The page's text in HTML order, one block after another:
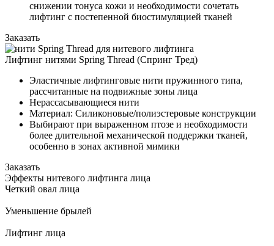
снижении тонуса кожи и необходимости сочетать
лифтинг с постепенной биостимуляцией тканей
Заказать
Лифтинг нитями Spring Thread (Спринг Тред)
Эластичные лифтинговые нити пружинного типа,
рассчитанные на подвижные зоны лица
Нерассасывающиеся нити
Материал: Силиконовые/полиэстеровые конструкции
Выбирают при выраженном птозе и необходимости
более длительной механической поддержки тканей,
особенно в зонах активной мимики
Заказать
Эффекты нитевого лифтинга лица
Четкий овал лица
Уменьшение брылей
Лифтинг лица